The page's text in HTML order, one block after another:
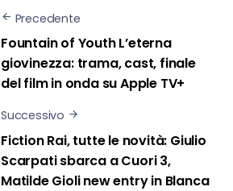
Precedente
Fountain of Youth L’eterna
giovinezza: trama, cast, finale
del film in onda su Apple TV+
Successivo
Fiction Rai, tutte le novità: Giulio
Scarpati sbarca a Cuori 3,
Matilde Gioli new entry in Blanca